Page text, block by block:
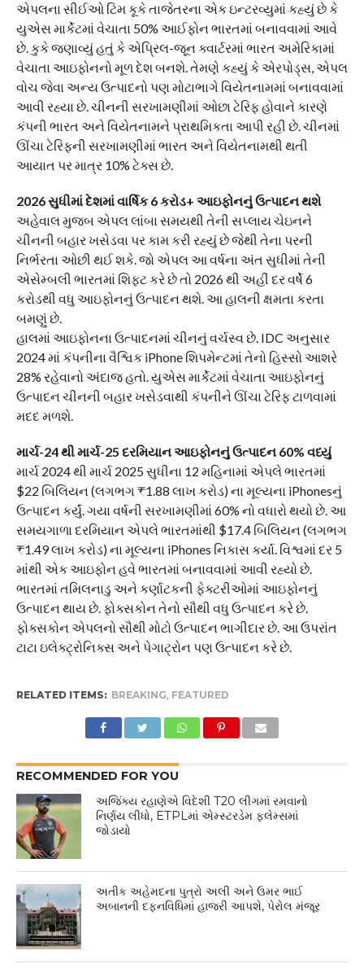
એપલના સીઈઓ ટિમ કૂકે તાજેતરના એક ઇન્ટરવ્યુમાં કહ્યું છે કે
યુએસ માર્કેટમાં વેચાતા 50% આઈફોન ભારતમાં બનાવવામાં આવે
છે. કુકે જણાવ્યું હતું કે એપ્રિલ-જૂન ક્વાર્ટરમાં ભારત અમેરિકામાં
વેચાતા આઇફોનનો મૂળ દેશ બનશે. તેમણે કહ્યું કે એરપોડ્સ, એપલ
વોચ જેવા અન્ય ઉત્પાદનો પણ મોટાભાગે વિયેતનામમાં બનાવવામાં
આવી રહ્યા છે. ચીનની સરખામણીમાં ઓછા ટેરિફ હોવાને કારણે
કંપની ભારત અને વિયેતનામને પ્રાથમિકતા આપી રહી છે. ચીનમાં
ઊંચા ટેરિફની સરખામણીમાં ભારત અને વિયેતનામથી થતી
આયાત પર માત્ર 10% ટેક્સ છે.
2026 સુધીમાં દેશમાં વાર્ષિક 6 કરોડ+ આઇફોનનું ઉત્પાદન થશે
અહેવાલ મુજબ એપલ લાંબા સમયથી તેની સપ્લાય ચેઇનને
ચીનની બહાર ખસેડવા પર કામ કરી રહ્યું છે જેથી તેના પરની
નિર્ભરતા ઓછી થઈ શકે. જો એપલ આ વર્ષના અંત સુધીમાં તેની
એસેમ્બલી ભારતમાં શિફ્ટ કરે છે તો 2026 થી અહીં દર વર્ષે 6
કરોડથી વધુ આઇફોનનું ઉત્પાદન થશે. આ હાલની ક્ષમતા કરતા
બમણું છે.
હાલમાં આઇફોનના ઉત્પાદનમાં ચીનનું વર્ચસ્વ છે. IDC અનુસાર
2024 માં કંપનીના વૈશ્વિક iPhone શિપમેન્ટમાં તેનો હિસ્સો આશરે
28% રહેવાનો અંદાજ હતો. યુએસ માર્કેટમાં વેચાતા આઇફોનનું
ઉત્પાદન ચીનની બહાર ખસેડવાથી કંપનીને ઊંચા ટેરિફ ટાળવામાં
મદદ મળશે.
માર્ચ-24 થી માર્ચ-25 દરમિયાન આઇફોનનું ઉત્પાદન 60% વધ્યું
માર્ચ 2024 થી માર્ચ 2025 સુધીના 12 મહિનામાં એપલે ભારતમાં
$22 બિલિયન (લગભગ ₹1.88 લાખ કરોડ) ના મૂલ્યના iPhonesનું
ઉત્પાદન કર્યું. ગયા વર્ષની સરખામણીમાં 60% નો વધારો થયો છે. આ
સમયગાળા દરમિયાન એપલે ભારતમાંથી $17.4 બિલિયન (લગભગ
₹1.49 લાખ કરોડ) ના મૂલ્યના iPhones નિકાસ કર્યા. વિશ્વમાં દર 5
માંથી એક આઇફોન હવે ભારતમાં બનાવવામાં આવી રહ્યો છે.
ભારતમાં તમિલનાડુ અને કર્ણાટકની ફેક્ટરીઓમાં આઇફોનનું
ઉત્પાદન થાય છે. ફોક્સકોન તેનો સૌથી વધુ ઉત્પાદન કરે છે.
ફોક્સકોન એપલનો સૌથી મોટો ઉત્પાદન ભાગીદાર છે. આ ઉપરાંત
ટાટા ઇલેક્ટ્રોનિક્સ અને પેગાટ્રોન પણ ઉત્પાદન કરે છે.
RELATED ITEMS: BREAKING, FEATURED
RECOMMENDED FOR YOU
અજિંક્ય રહાણેએ વિદેશી T20 લીગમાં રમવાનો
નિર્ણય લીધો, ETPLમાં એમ્સ્ટરડેમ ફ્લેમ્સમાં
જોડાયો
અતીક અહેમદના પુત્રો અલી અને ઉમર ભાઈ
અબાનની દફનવિધિમાં હાજરી આપશે, પેરોલ મંજૂર